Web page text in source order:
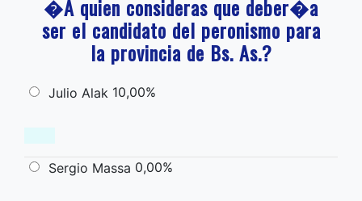
�A quien consideras que deber�a
ser el candidato del peronismo para
la provincia de Bs. As.?
Julio Alak 10,00%
Sergio Massa 0,00%